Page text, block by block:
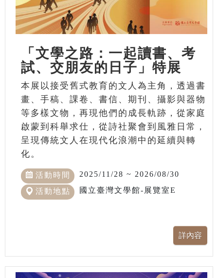
「文學之路：一起讀書、考
試、交朋友的日子」特展
本展以接受舊式教育的文人為主角，透過書
畫、手稿、課卷、書信、期刊、攝影與器物
等多樣文物，再現他們的成長軌跡，從家庭
啟蒙到科舉求仕，從詩社聚會到風雅日常，
呈現傳統文人在現代化浪潮中的延續與轉
化。
活動時間 2025/11/28 ~ 2026/08/30
活動地點 國立臺灣文學館-展覽室E